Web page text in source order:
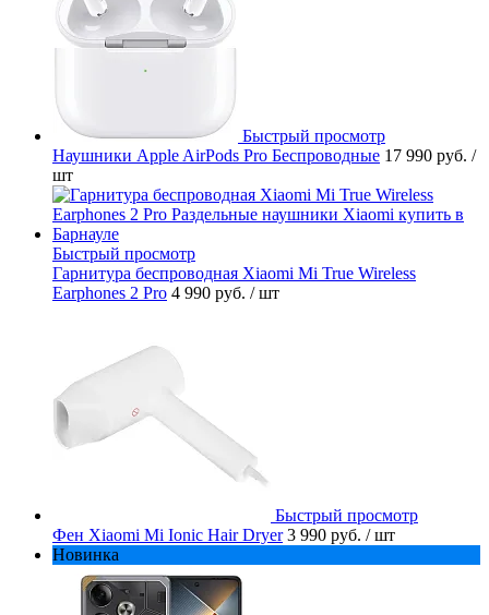
Быстрый просмотр
Наушники Apple AirPods Pro Беспроводные 17 990 руб. /
шт
Быстрый просмотр
Гарнитура беспроводная Xiaomi Mi True Wireless
Earphones 2 Pro 4 990 руб. / шт
Быстрый просмотр
Фен Xiaomi Mi Ionic Hair Dryer 3 990 руб. / шт
Новинка